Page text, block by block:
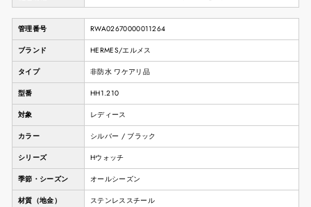
管理番号 RWA02670000011264
ブランド HERMES/エルメス
タイプ 非防水 ワケアリ品
型番 HH1.210
対象 レディース
カラー シルバー / ブラック
シリーズ Hウォッチ
季節・シーズン オールシーズン
材質（地金） ステンレススチール